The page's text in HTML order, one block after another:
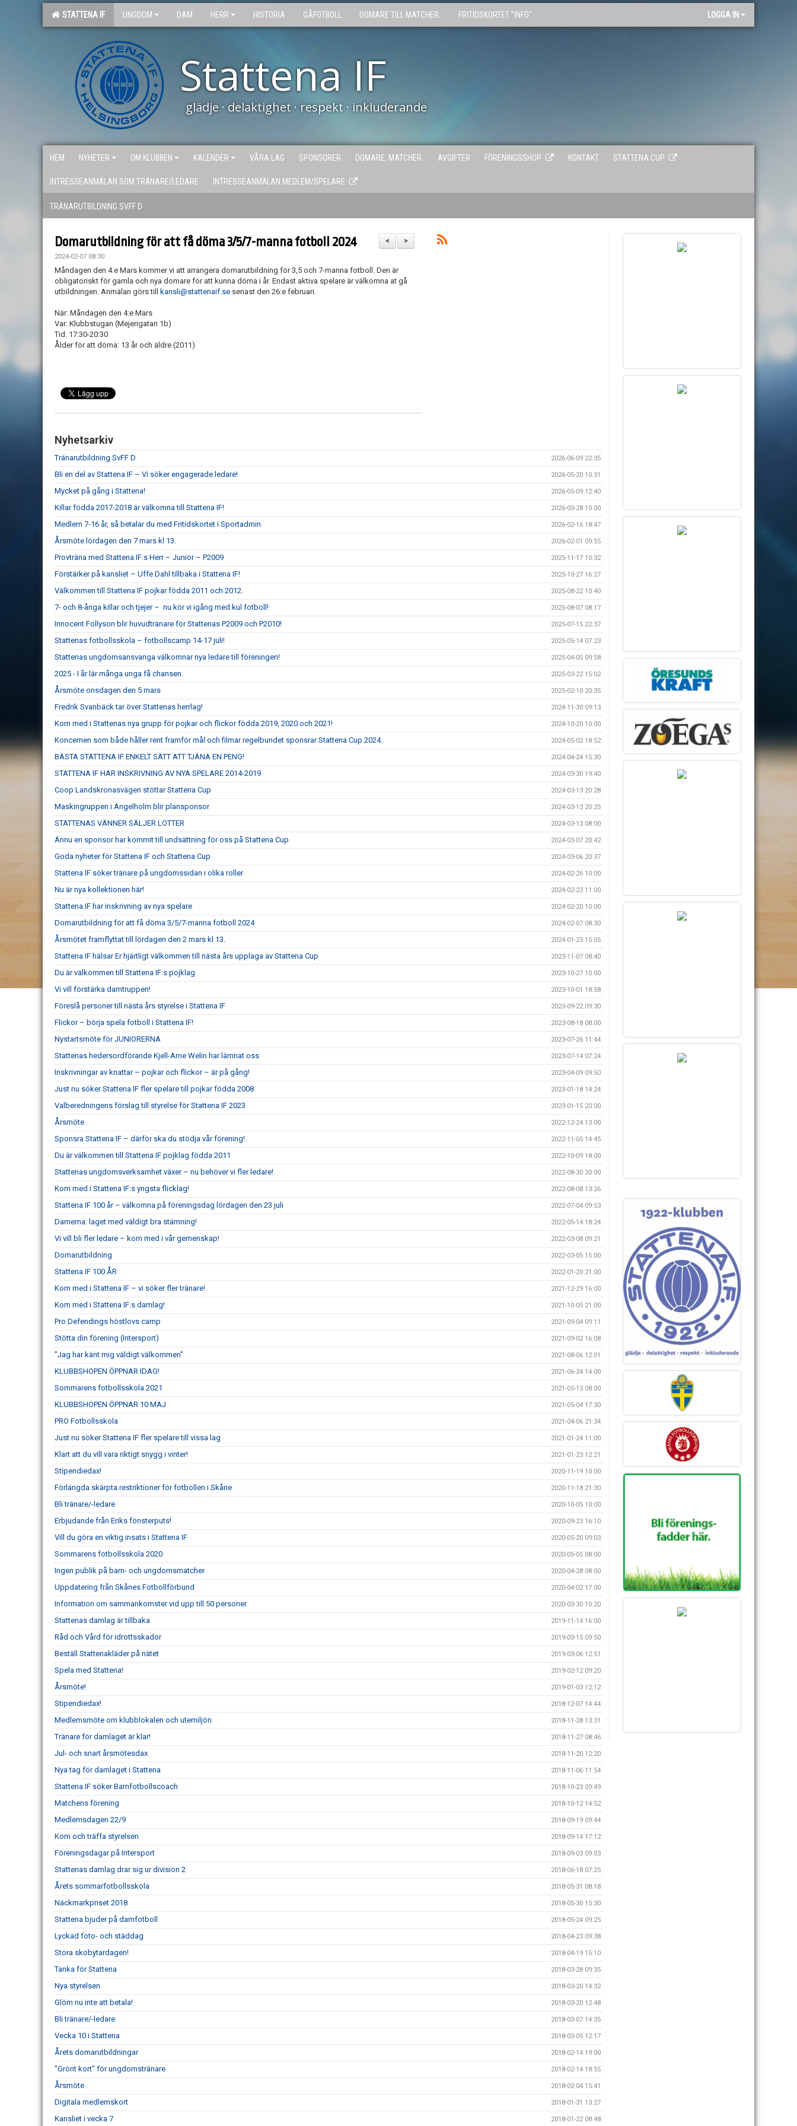
STATTENA IF UNGDOM DAM HERR HISTORIA GÅFOTBOLL DOMARE TILL MATCHER. FRITIDSKORTET "INFO" LOGGA IN
Stattena IF
glädje · delaktighet · respekt · inkluderande
HEM NYHETER OM KLUBBEN KALENDER VÅRA LAG SPONSORER DOMARE, MATCHER. AVGIFTER FÖRENINGSSHOP KONTAKT STATTENA CUP
INTRESSEANMÄLAN SOM TRÄNARE/LEDARE INTRESSEANMÄLAN MEDLEM/SPELARE
TRÄNARUTBILDNING SVFF D
>
<
Domarutbildning för att få döma 3/5/7-manna fotboll 2024
2024-02-07 08:30
Måndagen den 4:e Mars kommer vi att arrangera domarutbildning för 3,5 och 7-manna fotboll. Den är
obligatoriskt för gamla och nya domare för att kunna döma i år. Endast aktiva spelare är välkomna at gå
utbildningen. Anmälan görs till
kansli@stattenaif.se senast den 26:e februari.
När: Måndagen den 4:e Mars
Var: Klubbstugan (Mejerigatan 1b)
Tid: 17:30-20:30
Ålder för att döma: 13 år och äldre (2011)
Nyhetsarkiv
Tränarutbildning SvFF D 2026-06-09 22:35
Bli en del av Stattena IF – Vi söker engagerade ledare! 2026-05-20 10:31
Mycket på gång i Stattena! 2026-05-09 12:40
Killar födda 2017-2018 är välkomna till Stattena IF! 2026-03-28 10:00
Medlem 7-16 år, så betalar du med Fritidskortet i Sportadmin 2026-02-16 18:47
Årsmöte lördagen den 7 mars kl 13. 2026-02-01 09:55
Provträna med Stattena IF:s Herr – Junior – P2009 2025-11-17 10:32
Förstärker på kansliet – Uffe Dahl tillbaka i Stattena IF! 2025-10-27 16:27
Välkommen till Stattena IF pojkar födda 2011 och 2012. 2025-08-22 10:40
7- och 8-åriga killar och tjejer – nu kör vi igång med kul fotboll! 2025-08-07 08:17
Innocent Follyson blir huvudtränare för Stattenas P2009 och P2010! 2025-07-15 22:37
Stattenas fotbollsskola – fotbollscamp 14-17 juli! 2025-05-14 07:23
Stattenas ungdomsansvariga välkomnar nya ledare till föreningen! 2025-04-05 09:58
2025 - I år lär många unga få chansen. 2025-03-22 15:02
Årsmöte onsdagen den 5 mars 2025-02-10 20:35
Fredrik Svanbäck tar över Stattenas herrlag! 2024-11-30 09:13
Kom med i Stattenas nya grupp för pojkar och flickor födda 2019, 2020 och 2021! 2024-10-20 10:00
Koncernen som både håller rent framför mål och filmar regelbundet sponsrar Stattena Cup 2024. 2024-05-02 18:52
BÄSTA STATTENA IF ENKELT SÄTT ATT TJÄNA EN PENG! 2024-04-24 15:30
STATTENA IF HAR INSKRIVNING AV NYA SPELARE 2014-2019 2024-03-30 19:40
Coop Landskronasvägen stöttar Stattena Cup 2024-03-13 20:28
Maskingruppen i Ängelholm blir plansponsor 2024-03-13 20:25
STATTENAS VÄNNER SÄLJER LOTTER 2024-03-13 08:00
Ännu en sponsor har kommit till undsättning för oss på Stattena Cup 2024-03-07 20:42
Goda nyheter för Stattena IF och Stattena Cup 2024-03-06 20:37
Stattena IF söker tränare på ungdomssidan i olika roller 2024-02-26 10:00
Nu är nya kollektionen här! 2024-02-23 11:00
Stattena IF har inskrivning av nya spelare 2024-02-20 10:00
Domarutbildning för att få döma 3/5/7-manna fotboll 2024 2024-02-07 08:30
Årsmötet framflyttat till lördagen den 2 mars kl 13. 2024-01-23 15:05
Stattena IF hälsar Er hjärtligt välkommen till nästa års upplaga av Stattena Cup 2023-11-07 08:40
Du är välkommen till Stattena IF:s pojklag 2023-10-27 10:00
Vi vill förstärka damtruppen! 2023-10-01 18:58
Föreslå personer till nästa års styrelse i Stattena IF 2023-09-22 09:30
Flickor – börja spela fotboll i Stattena IF! 2023-08-18 08:00
Nystartsmöte för JUNIORERNA 2023-07-26 11:44
Stattenas hedersordförande Kjell-Arne Welin har lämnat oss 2023-07-14 07:24
Inskrivningar av knattar – pojkar och flickor – är på gång! 2023-04-09 09:50
Just nu söker Stattena IF fler spelare till pojkar födda 2008 2023-01-18 14:24
Valberedningens förslag till styrelse för Stattena IF 2023 2023-01-15 20:00
Årsmöte 2022-12-24 13:00
Sponsra Stattena IF – därför ska du stödja vår förening! 2022-11-05 14:45
Du är välkommen till Stattena IF pojklag födda 2011 2022-10-09 18:00
Stattenas ungdomsverksamhet växer – nu behöver vi fler ledare! 2022-08-30 20:00
Kom med i Stattena IF:s yngsta flicklag! 2022-08-08 13:26
Stattena IF 100 år – välkomna på föreningsdag lördagen den 23 juli 2022-07-04 09:53
Damerna: laget med väldigt bra stämning! 2022-05-14 18:24
Vi vill bli fler ledare – kom med i vår gemenskap! 2022-03-08 09:21
Domarutbildning 2022-03-05 15:00
Stattena IF 100 ÅR 2022-01-20 21:00
Kom med i Stattena IF – vi söker fler tränare! 2021-12-29 16:00
Kom med i Stattena IF:s damlag! 2021-10-05 21:00
Pro Defendings höstlovs camp 2021-09-04 09:11
Stötta din förening (Intersport) 2021-09-02 16:08
”Jag har känt mig väldigt välkommen” 2021-08-06 12:01
KLUBBSHOPEN ÖPPNAR IDAG! 2021-06-24 14:00
Sommarens fotbollsskola 2021 2021-05-13 08:00
KLUBBSHOPEN ÖPPNAR 10 MAJ 2021-05-04 17:30
PRO Fotbollsskola 2021-04-06 21:34
Just nu söker Stattena IF fler spelare till vissa lag 2021-01-24 11:00
Klart att du vill vara riktigt snygg i vinter! 2021-01-23 12:21
Stipendiedax! 2020-11-19 10:00
Förlängda skärpta restriktioner för fotbollen i Skåne 2020-11-18 21:30
Bli tränare/-ledare 2020-10-05 10:00
Erbjudande från Eriks fönsterputs! 2020-09-23 16:10
Vill du göra en viktig insats i Stattena IF 2020-05-20 09:03
Sommarens fotbollsskola 2020 2020-05-05 08:00
Ingen publik på barn- och ungdomsmatcher 2020-04-28 08:00
Uppdatering från Skånes Fotbollförbund 2020-04-02 17:00
Information om sammankomster vid upp till 50 personer 2020-03-30 10:20
Stattenas damlag är tillbaka 2019-11-14 16:00
Råd och Vård för idrottsskador 2019-03-15 09:50
Beställ Stattenakläder på nätet 2019-03-06 12:51
Spela med Stattena! 2019-02-12 09:20
Årsmöte! 2019-01-03 12:12
Stipendiedax! 2018-12-07 14:44
Medlemsmöte om klubblokalen och utemiljön 2018-11-28 13:31
Tränare för damlaget är klar! 2018-11-27 08:46
Jul- och snart årsmötesdax 2018-11-20 12:20
Nya tag för damlaget i Stattena 2018-11-06 11:54
Stattena IF söker Barnfotbollscoach 2018-10-23 09:49
Matchens förening 2018-10-12 14:52
Medlemsdagen 22/9 2018-09-19 09:44
Kom och träffa styrelsen 2018-09-14 17:12
Föreningsdagar på Intersport 2018-09-03 09:03
Stattenas damlag drar sig ur division 2 2018-06-18 07:25
Årets sommarfotbollsskola 2018-05-31 08:18
Näckmarkpriset 2018 2018-05-30 15:30
Stattena bjuder på damfotboll 2018-05-24 09:25
Lyckad foto- och städdag 2018-04-23 09:38
Stora skobytardagen! 2018-04-19 15:10
Tanka för Stattena 2018-03-28 09:35
Nya styrelsen 2018-03-20 14:32
Glöm nu inte att betala! 2018-03-20 12:48
Bli tränare/-ledare 2018-03-07 14:35
Vecka 10 i Stattena 2018-03-05 12:17
Årets domarutbildningar 2018-02-14 19:00
"Grönt kort" för ungdomstränare 2018-02-14 18:55
Årsmöte 2018-02-04 15:41
Digitala medlemskort 2018-01-31 13:27
Kansliet i vecka 7 2018-01-22 08:48